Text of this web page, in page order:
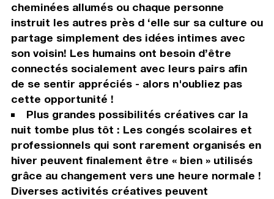
cheminées allumés ou chaque personne
instruit les autres près d ‘elle sur sa culture ou
partage simplement des idées intimes avec
son voisin! Les humains ont besoin d’être
connectés socialement avec leurs pairs afin
de se sentir appréciés - alors n'oubliez pas
cette opportunité !
Plus grandes possibilités créatives car la
nuit tombe plus tôt : Les congés scolaires et
professionnels qui sont rarement organisés en
hiver peuvent finalement être « bien » utilisés
grâce au changement vers une heure normale !
Diverses activités créatives peuvent